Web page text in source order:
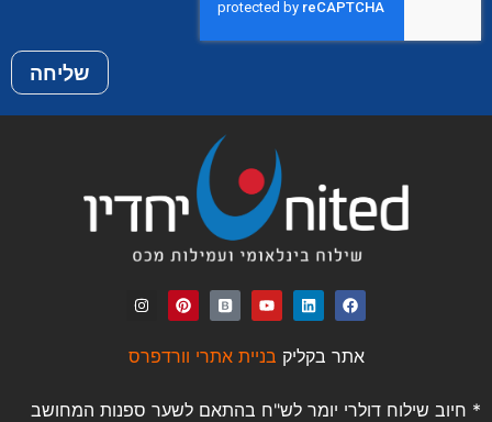
שליחה
אתר בקליק בניית אתרי וורדפרס
* חיוב שילוח דולרי יומר לש"ח בהתאם לשער ספנות המחושב